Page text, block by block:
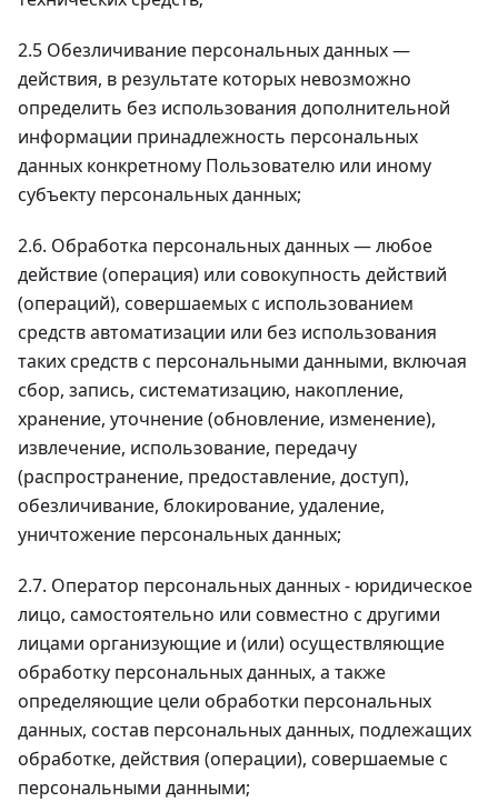
2.5 Обезличивание персональных данных —
действия, в результате которых невозможно
определить без использования дополнительной
информации принадлежность персональных
данных конкретному Пользователю или иному
субъекту персональных данных;
2.6. Обработка персональных данных — любое
действие (операция) или совокупность действий
(операций), совершаемых с использованием
средств автоматизации или без использования
таких средств с персональными данными, включая
сбор, запись, систематизацию, накопление,
хранение, уточнение (обновление, изменение),
извлечение, использование, передачу
(распространение, предоставление, доступ),
обезличивание, блокирование, удаление,
уничтожение персональных данных;
2.7. Оператор персональных данных - юридическое
лицо, самостоятельно или совместно с другими
лицами организующие и (или) осуществляющие
обработку персональных данных, а также
определяющие цели обработки персональных
данных, состав персональных данных, подлежащих
обработке, действия (операции), совершаемые с
персональными данными;